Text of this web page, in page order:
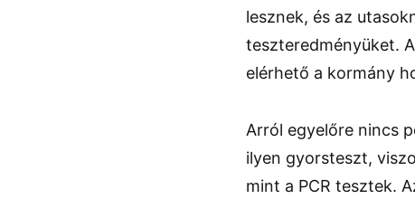
lesznek, és az
teszteredményüket.
elérhető a kormány
Arról egyelőre nincs
ilyen gyorsteszt,
mint a PCR tesztek.